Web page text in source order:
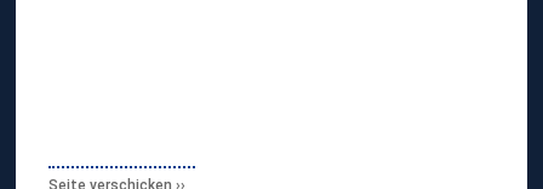
Seite verschicken